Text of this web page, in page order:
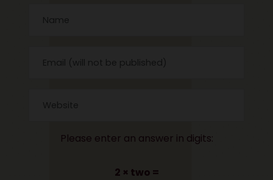
Please enter an answer in digits:
2 × two =